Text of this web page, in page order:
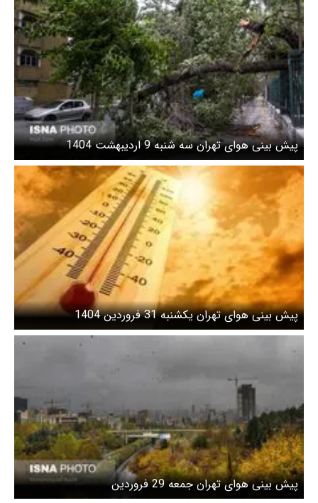
پیش بینی هوای تهران سه شنبه 9 اردیبهشت 1404
پیش بینی هوای تهران یکشنبه 31 فروردین 1404
پیش بینی هوای تهران جمعه 29 فروردین